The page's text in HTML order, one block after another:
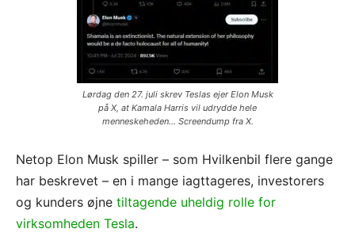
Lørdag den 27. juli skrev Teslas ejer Elon Musk
på X, at Kamala Harris vil udrydde hele
menneskeheden... Screendump fra X.
Netop Elon Musk spiller – som Hvilkenbil flere gange
har beskrevet – en i mange iagttageres, investorers
og kunders øjne tiltagende uheldig rolle for
virksomheden Tesla.